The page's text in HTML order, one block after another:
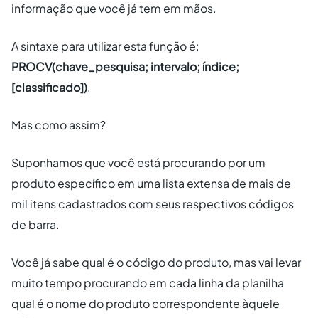
informação que você já tem em mãos.
A sintaxe para utilizar esta função é:
PROCV(chave_pesquisa; intervalo; índice;
[classificado]).
Mas como assim?
Suponhamos que você está procurando por um
produto específico em uma lista extensa de mais de
mil itens cadastrados com seus respectivos códigos
de barra.
Você já sabe qual é o código do produto, mas vai levar
muito tempo procurando em cada linha da planilha
qual é o nome do produto correspondente àquele